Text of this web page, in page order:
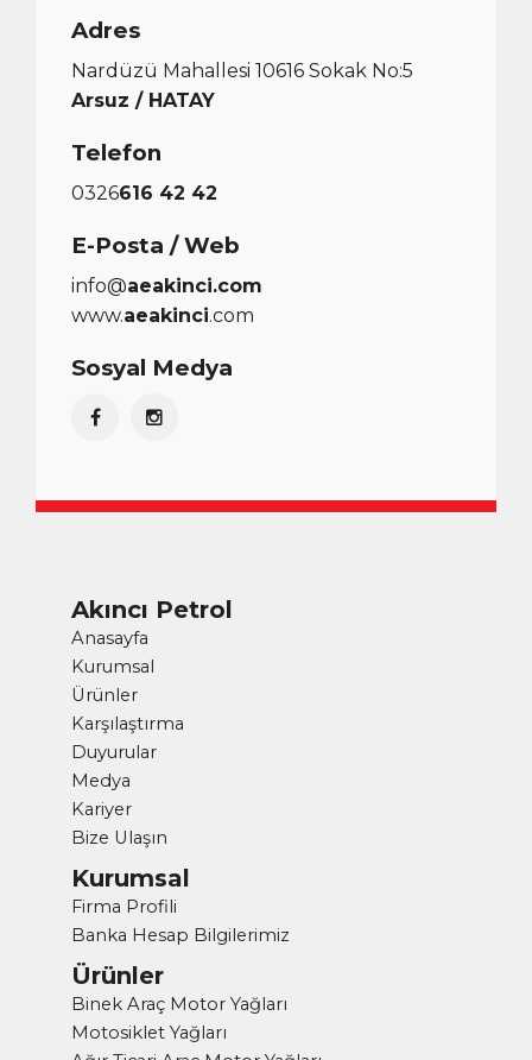
Adres
Nardüzü Mahallesi 10616 Sokak No:5
Arsuz / HATAY
Telefon
0326616 42 42
E-Posta / Web
info@aeakinci.com
www.aeakinci.com
Sosyal Medya
Akıncı Petrol
Anasayfa
Kurumsal
Ürünler
Karşılaştırma
Duyurular
Medya
Kariyer
Bize Ulaşın
Kurumsal
Firma Profili
Banka Hesap Bilgilerimiz
Ürünler
Binek Araç Motor Yağları
Motosiklet Yağları